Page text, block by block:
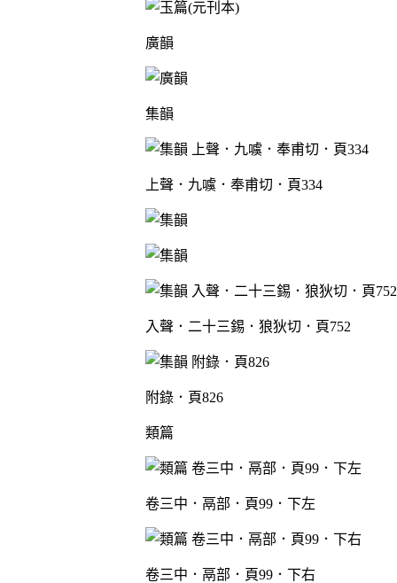
廣韻
集韻
上聲．九噳．奉甫切．頁334
入聲．二十三錫．狼狄切．頁752
附錄．頁826
類篇
卷三中．鬲部．頁99．下左
卷三中．鬲部．頁99．下右